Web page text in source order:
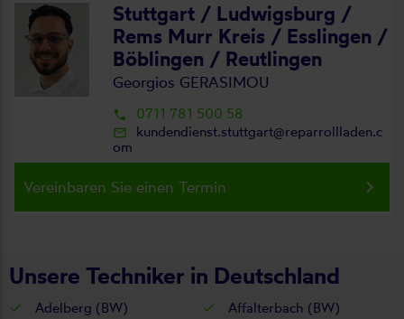
Stuttgart / Ludwigsburg /
Rems Murr Kreis / Esslingen /
Böblingen / Reutlingen
Georgios GERASIMOU
local_phone 0711 781 500 58
mail_outline
kundendienst.stuttgart@reparrollladen.c
om
Vereinbaren Sie einen Termin keyboard_arrow_right
Unsere Techniker in Deutschland
Adelberg (BW)
Affalterbach (BW)